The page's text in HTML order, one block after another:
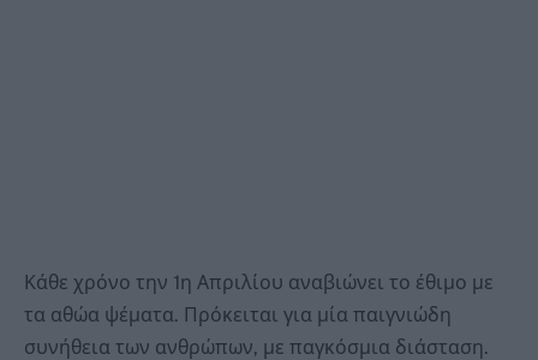
Κάθε χρόνο την 1η Απριλίου αναβιώνει το έθιμο με
τα αθώα ψέματα. Πρόκειται για μία παιγνιώδη
συνήθεια των ανθρώπων, με παγκόσμια διάσταση.